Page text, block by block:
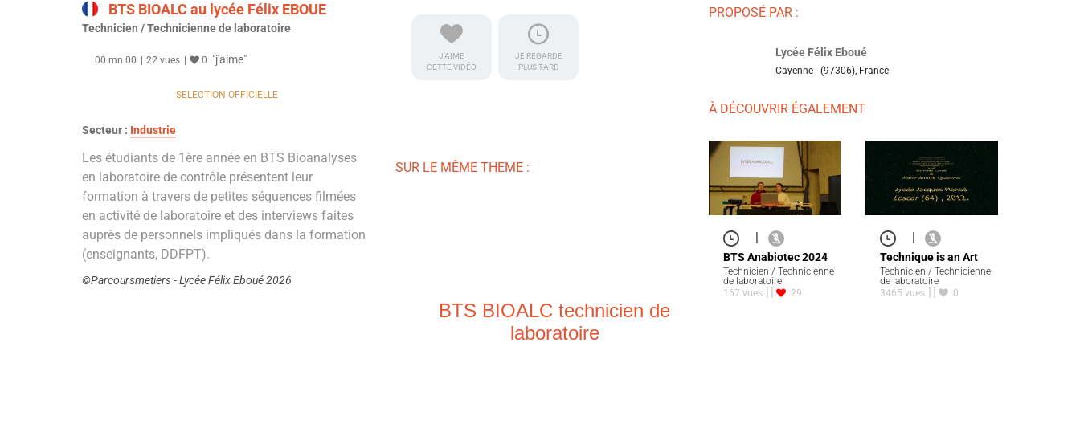
BTS BIOALC au lycée Félix EBOUE
Technicien / Technicienne de laboratoire
00 mn 00 22 vues 0 "j'aime"
SELECTION OFFICIELLE
Secteur : Industrie
Les étudiants de 1ère année en BTS Bioanalyses
en laboratoire de contrôle présentent leur
formation à travers de petites séquences filmées
en activité de laboratoire et des interviews faites
auprès de personnels impliqués dans la formation
(enseignants, DDFPT).
©Parcoursmetiers - Lycée Félix Eboué 2026
J'AIME
CETTE VIDÉO
JE REGARDE
PLUS TARD
SUR LE MÊME THEME :
BTS BIOALC technicien de
laboratoire
PROPOSÉ PAR :
Lycée Félix Eboué
Cayenne - (97306), France
À DÉCOUVRIR ÉGALEMENT
BTS Anabiotec 2024
Technicien / Technicienne
de laboratoire
167 vues
29
Technique is an Art
Technicien / Technicienne
de laboratoire
3465 vues
0